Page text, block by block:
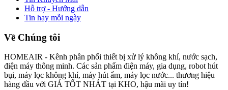
Hỗ trợ - Hướng dẫn
Tin hay mỗi ngày
Về Chúng tôi
HOMEAIR - Kênh phân phối thiết bị xử lý không khí, nước sạch,
điện máy thông minh. Các sản phẩm điện máy, gia dụng, robot hút
bụi, máy lọc không khí, máy hút ẩm, máy lọc nước... thương hiệu
hàng đầu với GIÁ TỐT NHÁT tại KHO, hậu mãi uy tín!